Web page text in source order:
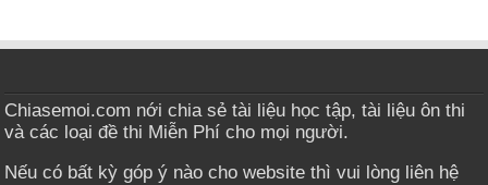
Chiasemoi.com nới chia sẻ tài liệu học tập, tài liệu ôn thi
và các loại đề thi Miễn Phí cho mọi người.
Nếu có bất kỳ góp ý nào cho website thì vui lòng liên hệ